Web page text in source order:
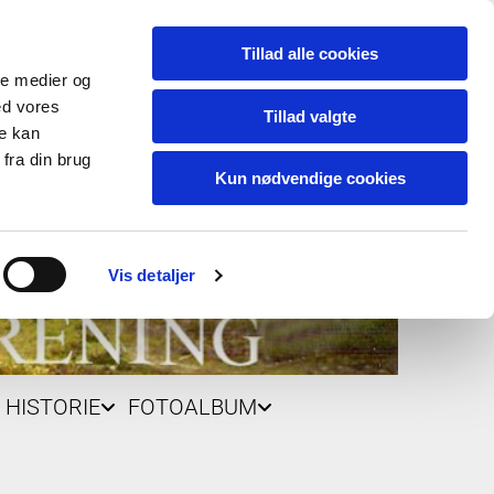
medier og
vores
kan
din brug
Vis detaljer
Tillad alle cookies
Tillad valgte
Kun nødvendige cookies
HISTORIE FOTOALBUM